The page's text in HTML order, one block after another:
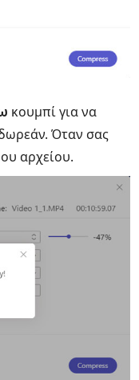
κουμπί για να
Όταν σας
αρχείου.